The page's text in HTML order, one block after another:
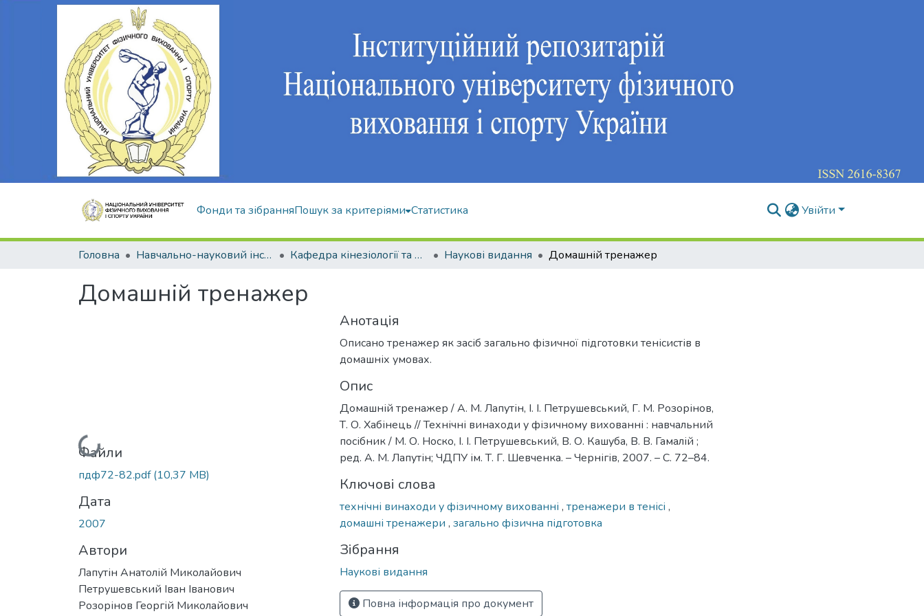
Фонди та зібранняПошук за критеріями Статистика Увійти
Головна Навчально-науковий інститут здоров'я, реабілітації та фізичного виховання Кафедра кінезіології та фізкультурно-спортивної реабілітації Наукові видання Домашній тренажер
Домашній тренажер
Вантажиться...
Файли
пдф72-82.pdf(10,37 MB)
Дата
2007
Автори
Лапутін Анатолій Миколайович
Петрушевський Іван Іванович
Розорінов Георгій Миколайович
Анотація
Описано тренажер як засіб загально фізичної підготовки тенісистів в
домашніх умовах.
Опис
Домашній тренажер / А. М. Лапутін, І. І. Петрушевський, Г. М. Розорінов,
Т. О. Хабінець // Технічні винаходи у фізичному вихованні : навчальний
посібник / М. О. Носко, І. І. Петрушевський, В. О. Кашуба, В. В. Гамалій ;
ред. А. М. Лапутін; ЧДПУ ім. Т. Г. Шевченка. – Чернігів, 2007. – С. 72–84.
Ключові слова
технічні винаходи у фізичному вихованні , тренажери в тенісі ,
домашні тренажери , загально фізична підготовка
Зібрання
Наукові видання
Повна інформація про документ